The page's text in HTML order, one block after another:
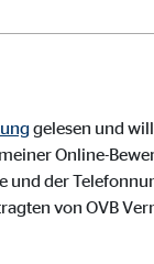
gelesen und
Online-
und der
von OVB